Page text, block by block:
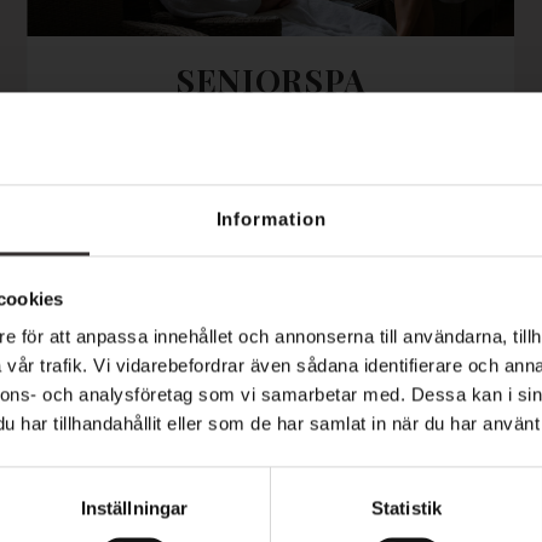
Information
för att anpassa innehållet och annonserna till användarna,
trafik. Vi vidarebefordrar även sådana identifierare och
och analysföretag som vi samarbetar med. Dessa kan i
har tillhandahållit eller som de har samlat in när du har
Inställningar Statistik
SENIORSPA
relaxavdelning där du ger veckan en bra och
harmonisk början. Välj själv om du vill börja
LÄS MER